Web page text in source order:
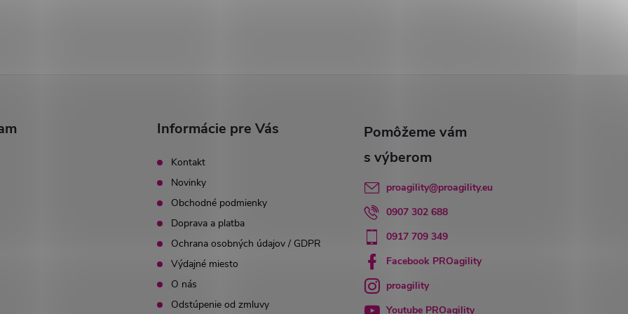
Informácie pre Vás
Kontakt
Novinky
Obchodné podmienky
Doprava a platba
Ochrana osobných údajov / GDPR
Výdajné miesto
O nás
Odstúpenie od zmluvy
proagility@proagility.eu
0907 302 688
0917 709 349
Facebook PROagility
proagility
Youtube PROagility